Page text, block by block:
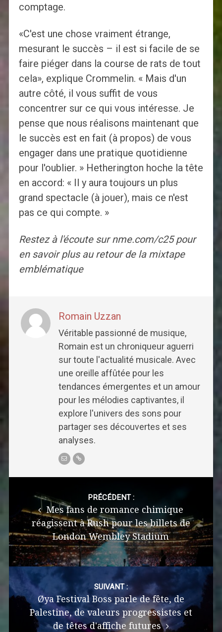
comptage.
«C'est une chose vraiment étrange,
mesurant le succès – il est si facile de se
faire piéger dans la course de rats de tout
cela», explique Crommelin. « Mais d'un
autre côté, il vous suffit de vous
concentrer sur ce qui vous intéresse. Je
pense que nous réalisons maintenant que
le succès est en fait (à propos) de vous
engager dans une pratique quotidienne
pour l'oublier. » Hetherington hoche la tête
en accord: « Il y aura toujours un plus
grand spectacle (à jouer), mais ce n'est
pas ce qui compte. »
Restez à l'écoute sur nme.com/c25 pour
en savoir plus au retour de la mixtape
emblématique
Romain Uzzan
Véritable passionné de musique,
Romain est un chroniqueur aguerri
sur toute l'actualité musicale. Avec
une oreille affûtée pour les
tendances émergentes et un amour
pour les mélodies captivantes, il
explore l'univers des sons pour
partager ses découvertes et ses
analyses.
navigation
PRÉCÉDENT :
Mes fans de romance chimique
réagissent à Rush pour les billets de
London Wembley Stadium
SUIVANT :
Øya Festival Boss parle de fête, de
Palestine, de valeurs progressistes et
de têtes d'affiche futures